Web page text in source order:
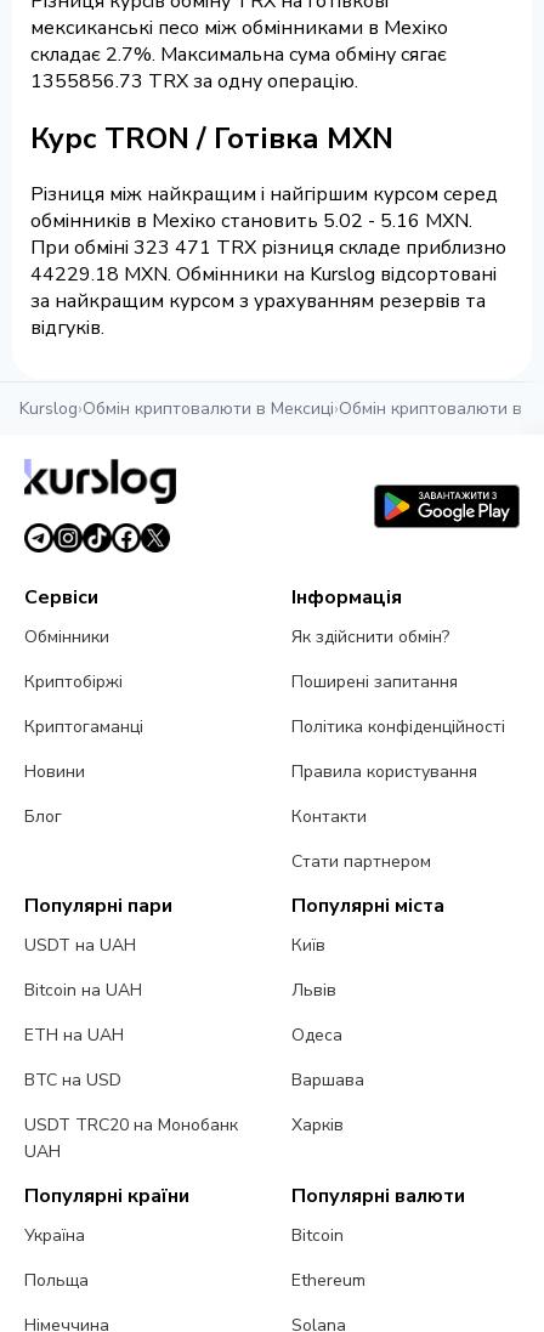
мексиканські песо між обмінниками в Мехіко
складає 2.7%. Максимальна сума обміну сягає
1355856.73 TRX за одну операцію.
Курс TRON / Готівка MXN
Різниця між найкращим і найгіршим курсом серед
обмінників в Мехіко становить 5.02 - 5.16 MXN.
При обміні 323 471 TRX різниця складе приблизно
44229.18 MXN. Обмінники на Kurslog відсортовані
за найкращим курсом з урахуванням резервів та
відгуків.
Kurslog›Обмін криптовалюти в Мексиці›Обмін криптовалюти в
Сервіси
Обмінники
Криптобіржі
Криптогаманці
Новини
Блог
Інформація
Як здійснити обмін?
Поширені запитання
Політика конфіденційності
Правила користування
Контакти
Стати партнером
Популярні пари
USDT на UAH
Bitcoin на UAH
ETH на UAH
BTC на USD
USDT TRC20 на Монобанк
UAH
Популярні міста
Київ
Львів
Одеса
Варшава
Харків
Популярні країни
Україна
Польща
Німеччина
Популярні валюти
Bitcoin
Ethereum
Solana